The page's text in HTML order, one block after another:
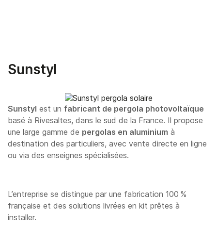
Sunstyl
Sunstyl est un fabricant de pergola photovoltaïque
basé à Rivesaltes, dans le sud de la France. Il propose
une large gamme de pergolas en aluminium à
destination des particuliers, avec vente directe en ligne
ou via des enseignes spécialisées.
L’entreprise se distingue par une fabrication 100 %
française et des solutions livrées en kit prêtes à
installer.